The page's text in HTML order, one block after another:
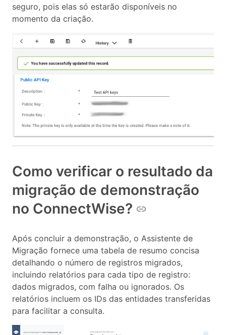
seguro, pois elas só estarão disponíveis no
momento da criação.
Como verificar o resultado da
migração de demonstração
no ConnectWise?
Após concluir a demonstração, o Assistente de
Migração fornece uma tabela de resumo concisa
detalhando o número de registros migrados,
incluindo relatórios para cada tipo de registro:
dados migrados, com falha ou ignorados. Os
relatórios incluem os IDs das entidades transferidas
para facilitar a consulta.